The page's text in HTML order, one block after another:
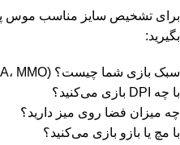
برای تشخیص سایز مناسب موس پد
بگیرید:
سبک بازی شما چیست؟ (FPS، MOBA، MMO)
با چه DPI بازی می‌کنید؟
چه میزان فضا روی میز دارید؟
با مچ یا بازو بازی می‌کنید؟